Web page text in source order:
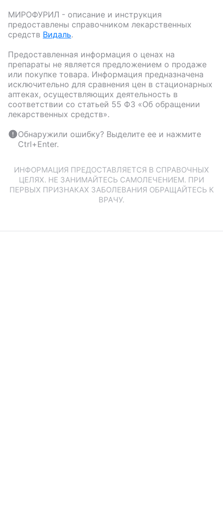
МИРОФУРИЛ - описание и инструкция
предоставлены справочником лекарственных
средств Видаль.
Предоставленная информация о ценах на
препараты не является предложением о продаже
или покупке товара. Информация предназначена
исключительно для сравнения цен в стационарных
аптеках, осуществляющих деятельность в
соответствии со статьей 55 ФЗ «Об обращении
лекарственных средств».
Обнаружили ошибку? Выделите ее и нажмите
Ctrl+Enter.
ИНФОРМАЦИЯ ПРЕДОСТАВЛЯЕТСЯ В СПРАВОЧНЫХ
ЦЕЛЯХ. НЕ ЗАНИМАЙТЕСЬ САМОЛЕЧЕНИЕМ. ПРИ
ПЕРВЫХ ПРИЗНАКАХ ЗАБОЛЕВАНИЯ ОБРАЩАЙТЕСЬ К
ВРАЧУ.